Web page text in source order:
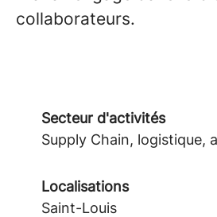
collaborateurs.
Secteur d'activités
Supply Chain, logistique,
Localisations
Saint-Louis